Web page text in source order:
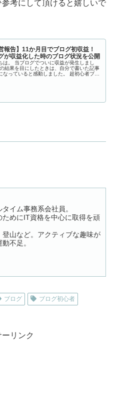
考にして頂けると嬉しいで
報告】11か月目でブログ初収益！
が収益化した時のブログ状況を公開
は。 当ブログでついに収益が発生しまし
結果を目にしたときは、自分で書いた記事
なっていると感動しました。 超初心者ブロ
イム事務系会社員。
ためにIT資格を中心に取得を頑
登山など。アクティブな趣味が
不足。
ブログ
ブログ初心者
リンク